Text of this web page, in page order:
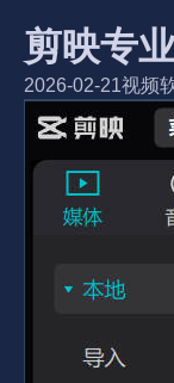
剪映专
2026-02-21视频